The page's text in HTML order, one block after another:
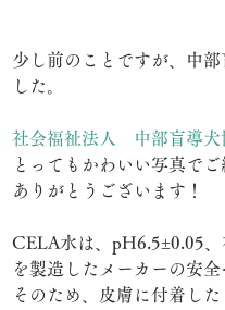
少し前のことですが、中
した。
社会福祉法人　中部盲導
とってもかわいい写真で
ありがとうございます！
CELA水は、pH6.5±0.05
を製造したメーカーの安
そのため、皮膚に付着し